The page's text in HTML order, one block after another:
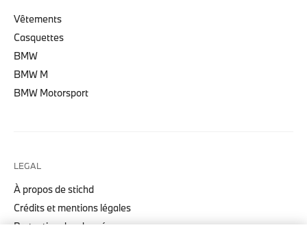
Vêtements
Casquettes
BMW
BMW M
BMW Motorsport
LEGAL
À propos de stichd
Crédits et mentions légales
Protection des données